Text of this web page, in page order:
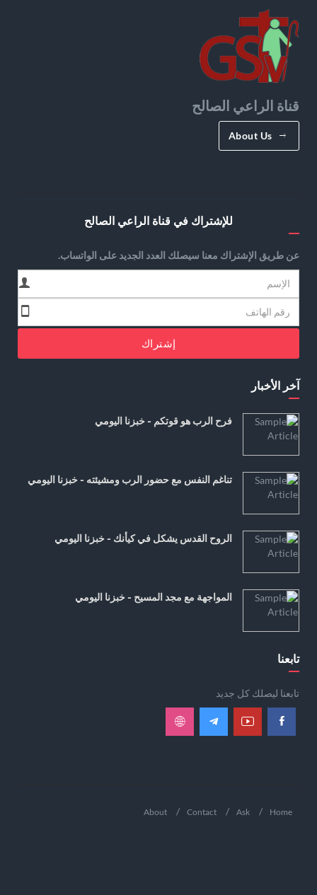
قناة الراعي الصالح
About Us
للإشتراك في قناة الراعي الصالح
عن طريق الإشتراك معنا سيصلك العدد الجديد على الواتساب.
إشتراك
آخر الأخبار
فرح الرب هو قوتكم - خبزنا اليومي
تناغم النفس مع حضور الرب ومشيئته - خبزنا اليومي
الروح القدس يشكل في كيأنك - خبزنا اليومي
المواجهة مع مجد المسيح - خبزنا اليومي
تابعنا
تابعنا ليصلك كل جديد
Home
Ask
Contact
About